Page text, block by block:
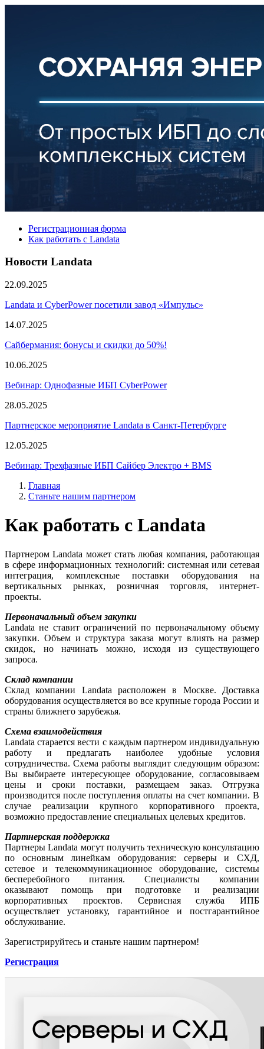
Регистрационная форма
Как работать с Landata
Новости Landata
22.09.2025
Landata и CyberPower посетили завод «Импульс»
14.07.2025
Сайбермания: бонусы и скидки до 50%!
10.06.2025
Вебинар: Однофазные ИБП CyberPower
28.05.2025
Партнерское мероприятие Landata в Санкт-Петербурге
12.05.2025
Вебинар: Трехфазные ИБП Сайбер Электро + BMS
Главная
Станьте нашим партнером
Как работать с Landata
Партнером Landata может стать любая компания, работающая
в сфере информационных технологий: системная или сетевая
интеграция, комплексные поставки оборудования на
вертикальных рынках, розничная торговля, интернет-
проекты.
Первоначальный объем закупки
Landata не ставит ограничений по первоначальному объему
закупки. Объем и структура заказа могут влиять на размер
скидок, но начинать можно, исходя из существующего
запроса.
Склад компании
Cклад компании Landata расположен в Москве. Доставка
оборудования осуществляется во все крупные города России и
страны ближнего зарубежья.
Схема взаимодействия
Landata старается вести с каждым партнером индивидуальную
работу и предлагать наиболее удобные условия
сотрудничества. Схема работы выглядит следующим образом:
Вы выбираете интересующее оборудование, согласовываем
цены и сроки поставки, размещаем заказ. Отгрузка
производится после поступления оплаты на счет компании. В
случае реализации крупного корпоративного проекта,
возможно предоставление специальных целевых кредитов.
Партнерская поддержка
Партнеры Landata могут получить техническую консультацию
по основным линейкам оборудования: серверы и СХД,
сетевое и телекоммуникационное оборудование, системы
бесперебойного питания. Cпециалисты компании
оказывают помощь при подготовке и реализации
корпоративных проектов. Сервисная служба ИПБ
осуществляет установку, гарантийное и постгарантийное
обслуживание.
Зарегистрируйтесь и станьте нашим партнером!
Регистрация